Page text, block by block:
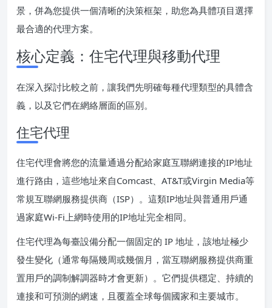
景，併為您提供一個清晰的決策框架，助您為具體項目選擇
最合適的代理方案。
核心定義：住宅代理與移動代理
在深入探討比較之前，讓我們先明確每種代理類型的具體含
義，以及它們在網絡層面的區別。
住宅代理
住宅代理會將您的流量通過分配給家庭互聯網連接的IP地址
進行路由，這些地址來自Comcast、AT&T或Virgin Media等
常規互聯網服務提供商（ISP）。這類IP地址與普通用戶通
過家庭Wi-Fi上網時使用的IP地址完全相同。
住宅代理為每臺設備分配一個固定的 IP 地址，該地址極少
發生變化（通常每隔幾周或幾個月，當互聯網服務提供商重
置用戶的調制解調器時才會更新）。它們提供穩定、持續的
連接和可預測的網速，且覆蓋全球每個國家和主要城市。